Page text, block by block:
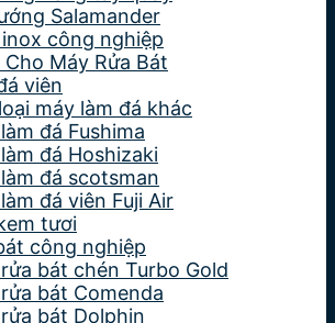
Salamander
công nghiệp
Máy Rửa Bát
viên
máy làm đá khác
đá Fushima
đá Hoshizaki
đá scotsman
đá viên Fuji Air
tươi
công nghiệp
bát chén Turbo Gold
bát Comenda
bát Dolphin